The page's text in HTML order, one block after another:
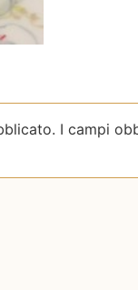
I campi